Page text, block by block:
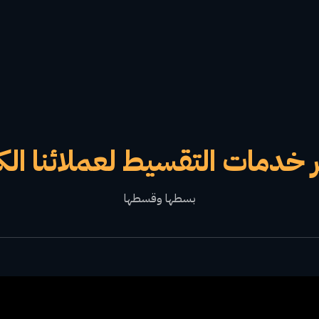
خدمات التقسيط لعملائنا
بسطها وقسطها